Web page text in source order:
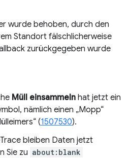
wurde behoben, durch den
Standort fälschlicherweise
zurückgegeben wurde
Müll einsammeln hat jetzt ein
nämlich einen „Mopp“
(1507530).
bleiben Daten jetzt
Sie zu about:blank